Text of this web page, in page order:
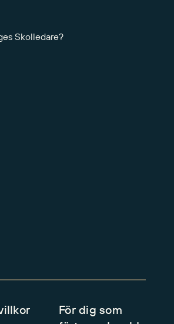
Skolledare?
För dig som